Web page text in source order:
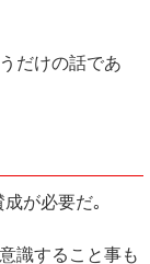
だけの話であ
が必要だ｡
識すること事も